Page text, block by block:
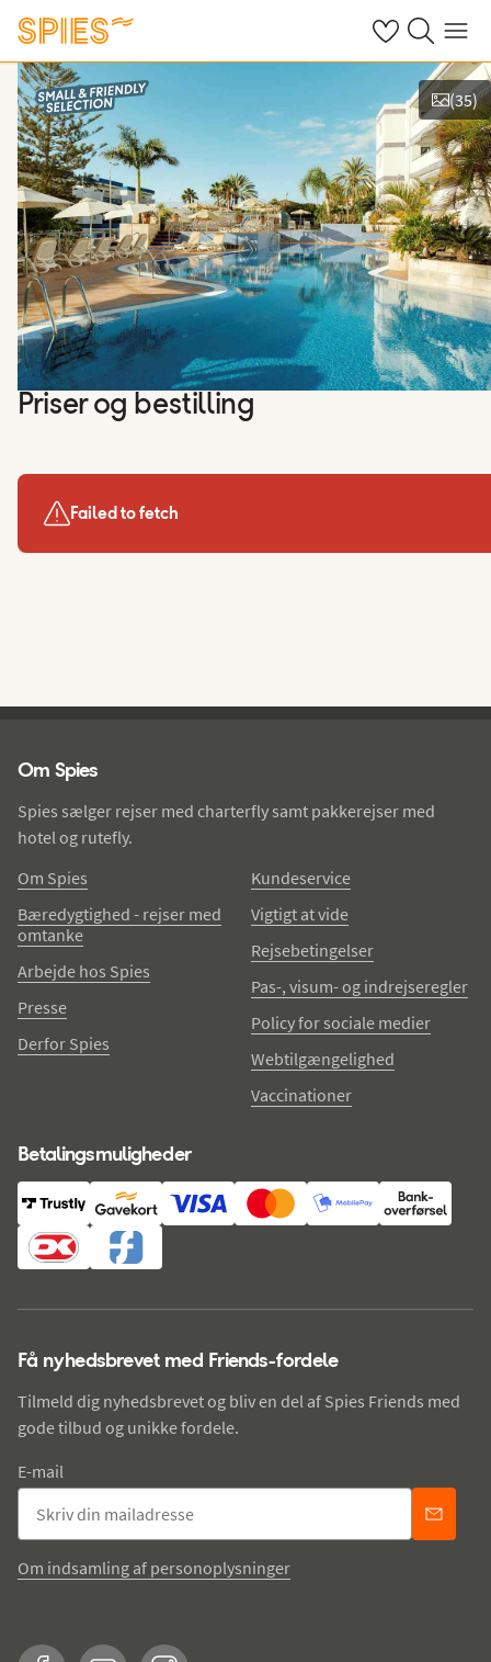
Se dine gemte
Søg påMenu
Vis billeder
(35)
Priser og bestilling
Failed to fetch
Om Spies
Spies sælger rejser med charterfly samt pakkerejser med
hotel og rutefly.
Om Spies
Bæredygtighed - rejser med
omtanke
Arbejde hos Spies
Presse
Derfor Spies
Kundeservice
Vigtigt at vide
Rejsebetingelser
Pas-, visum- og indrejseregler
Policy for sociale medier
Webtilgængelighed
Vaccinationer
Betalingsmuligheder
Få nyhedsbrevet med Friends-fordele
Tilmeld dig nyhedsbrevet og bliv en del af Spies Friends med
gode tilbud og unikke fordele.
E-mail
Om indsamling af personoplysninger